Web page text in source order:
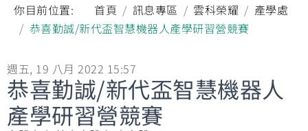
你目前位置:
首頁 訊息專區 雲科榮耀
產學處
恭喜勤誠/新代盃智慧機器人產學研習營競賽
週五, 19 八月 2022 15:57
恭喜勤誠/新代盃智慧機器人
產學研習營競賽